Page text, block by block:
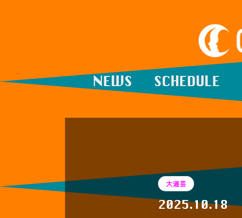
NEWS SCHEDULE
大道芸
2025.10.18